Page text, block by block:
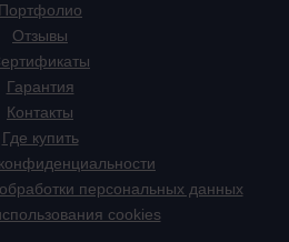
Портфолио
Отзывы
Гарантия
Контакты
Где купить
персональных данных
cookies